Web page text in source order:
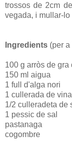
trossos de 2cm
vegada, i mullar-
Ingredients (per
100 g arròs de
150 ml aigua
1 full d'alga nori
1 cullerada de
1/2 culleradeta de
1 pessic de sal
pastanaga
cogombre